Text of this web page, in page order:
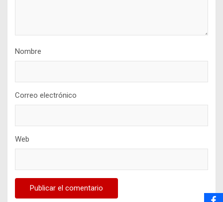
Nombre
Correo electrónico
Web